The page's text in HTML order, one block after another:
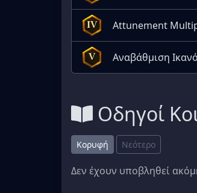
IV Attunement
V Αναβάθμιση
Οδηγοί
Κορυφή Νεότερο
Δεν έχουν υποβληθεί